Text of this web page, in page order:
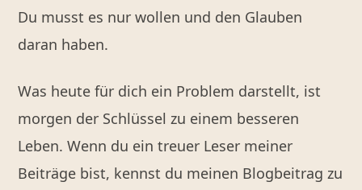
Du musst es nur wollen und den Glauben
daran haben.
Was heute für dich ein Problem darstellt, ist
morgen der Schlüssel zu einem besseren
Leben. Wenn du ein treuer Leser meiner
Beiträge bist, kennst du meinen Blogbeitrag zu